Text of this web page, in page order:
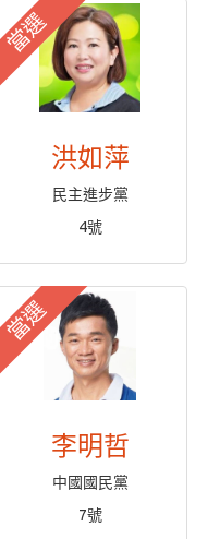
當選
洪如萍
民主進步黨
4號
當選
李明哲
中國國民黨
7號